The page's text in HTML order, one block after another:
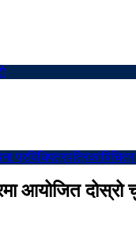
प्रविधिपत्रपत्रिका
आयोजित